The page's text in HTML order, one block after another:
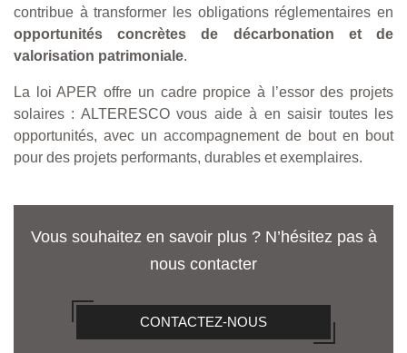
contribue à transformer les obligations réglementaires en
opportunités concrètes de décarbonation et de
valorisation patrimoniale.
La loi APER offre un cadre propice à l’essor des projets
solaires : ALTERESCO vous aide à en saisir toutes les
opportunités, avec un accompagnement de bout en bout
pour des projets performants, durables et exemplaires.
Vous souhaitez en savoir plus ? N’hésitez pas à
nous contacter
CONTACTEZ-NOUS